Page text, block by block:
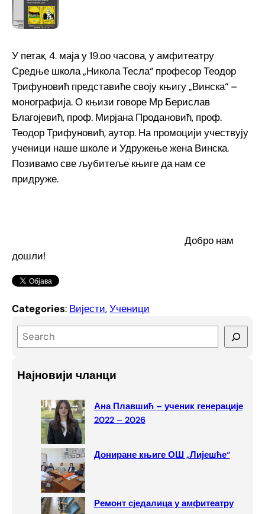
У петак, 4. маја у 19.оо часова, у амфитеатру
Средње школа „Никола Тесла“ професор Теодор
Трифуновић представиће своју књигу „Винска“ –
монографија. О књизи говоре Мр Берислав
Благојевић, проф. Мирјана Продановић, проф.
Теодор Трифуновић, аутор. На промоцији учествују
ученици наше школе и Удружење жена Винска.
Позивамо све љубитеље књиге да нам се
придруже.
Добро нам
дошли!
Categories: Вијести, Ученици
e
rНајновији чланци
Ана Плавшић – ученик генерације
2022 – 2026
Дониране књиге ОШ „Лијешће“
Ремонт сједалица у амфитеатру